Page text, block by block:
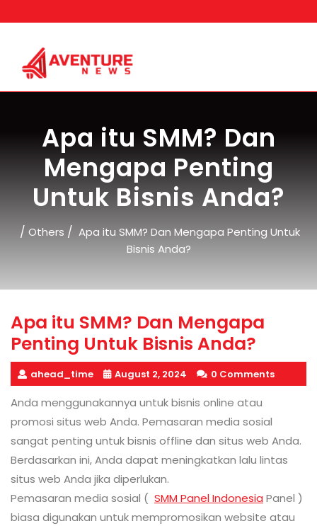
to
Apa itu SMM? Dan
Mengapa Penting
Untuk Bisnis Anda?
/ Others / Apa itu SMM? Dan Mengapa Penting Untuk
Bisnis Anda?
Apa itu SMM? Dan Mengapa
Penting Untuk Bisnis Anda?
ahead_time August 2, 2024 0 Comments
Anda menggunakannya untuk bisnis online atau
promosi situs web Anda. Pemasaran media sosial
sangat penting untuk bisnis offline dan situs web Anda.
Berdasarkan ini, Anda dapat meningkatkan lalu lintas
situs web Anda jika diperlukan.
Pemasaran media sosial ( SMM Panel Indonesia Panel )
biasa digunakan untuk mempromosikan website atau